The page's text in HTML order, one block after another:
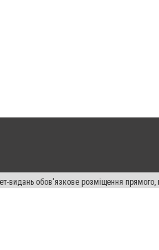
видань обов'язкове розміщення прямого,